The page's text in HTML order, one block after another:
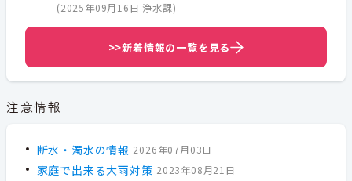
(2025年09月16日 浄水課)
>>新着情報の一覧を見る
注意情報
断水・濁水の情報 2026年07月03日
家庭で出来る大雨対策 2023年08月21日